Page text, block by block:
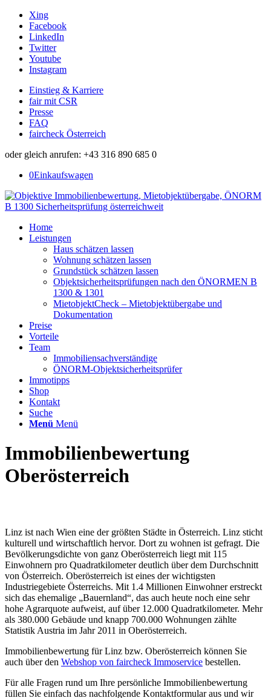
Xing
Facebook
LinkedIn
Twitter
Youtube
Instagram
Einstieg & Karriere
fair mit CSR
Presse
FAQ
faircheck Österreich
oder gleich anrufen: +43 316 890 685 0
0Einkaufswagen
Home
Leistungen
Haus schätzen lassen
Wohnung schätzen lassen
Grundstück schätzen lassen
Objektsicherheitsprüfungen nach den ÖNORMEN B
1300 & 1301
MietobjektCheck – Mietobjektübergabe und
Dokumentation
Preise
Vorteile
Team
Immobiliensachverständige
ÖNORM-Objektsicherheitsprüfer
Immotipps
Shop
Kontakt
Suche
Menü Menü
Immobilienbewertung
Oberösterreich
Linz ist nach Wien eine der größten Städte in Österreich. Linz sticht
kulturell und wirtschaftlich hervor. Dort zu wohnen ist gefragt. Die
Bevölkerungsdichte von ganz Oberösterreich liegt mit 115
Einwohnern pro Quadratkilometer deutlich über dem Durchschnitt
von Österreich. Oberösterreich ist eines der wichtigsten
Industriegebiete Österreichs. Mit 1.4 Millionen Einwohner erstreckt
sich das ehemalige „Bauernland“, das auch heute noch eine sehr
hohe Agrarquote aufweist, auf über 12.000 Quadratkilometer. Mehr
als 380.000 Gebäude und knapp 700.000 Wohnungen zählte
Statistik Austria im Jahr 2011 in Oberösterreich.
Immobilienbewertung für Linz bzw. Oberösterreich können Sie
auch über den Webshop von faircheck Immoservice bestellen.
Für alle Fragen rund um Ihre persönliche Immobilienbewertung
füllen Sie einfach das nachfolgende Kontaktformular aus und wir